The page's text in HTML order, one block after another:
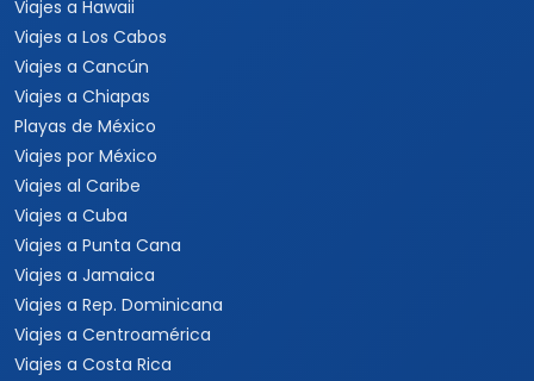
Viajes a Hawaii
Viajes a Los Cabos
Viajes a Cancún
Viajes a Chiapas
Playas de México
Viajes por México
Viajes al Caribe
Viajes a Cuba
Viajes a Punta Cana
Viajes a Jamaica
Viajes a Rep. Dominicana
Viajes a Centroamérica
Viajes a Costa Rica